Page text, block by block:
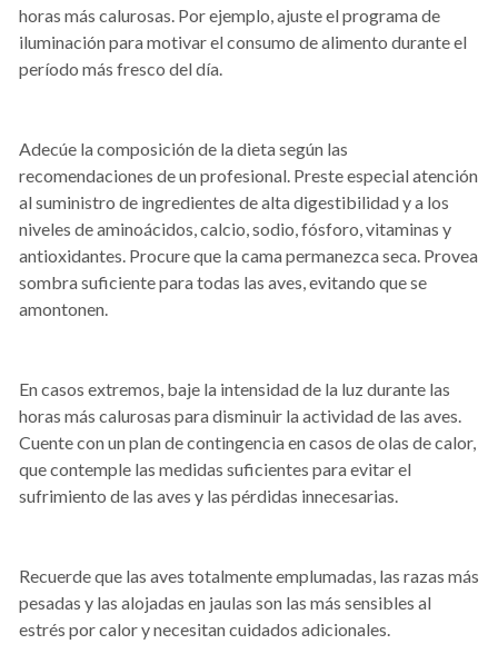
horas más calurosas. Por ejemplo, ajuste el programa de
iluminación para motivar el consumo de alimento durante el
período más fresco del día.
Adecúe la composición de la dieta según las
recomendaciones de un profesional. Preste especial atención
al suministro de ingredientes de alta digestibilidad y a los
niveles de aminoácidos, calcio, sodio, fósforo, vitaminas y
antioxidantes. Procure que la cama permanezca seca. Provea
sombra suficiente para todas las aves, evitando que se
amontonen.
En casos extremos, baje la intensidad de la luz durante las
horas más calurosas para disminuir la actividad de las aves.
Cuente con un plan de contingencia en casos de olas de calor,
que contemple las medidas suficientes para evitar el
sufrimiento de las aves y las pérdidas innecesarias.
Recuerde que las aves totalmente emplumadas, las razas más
pesadas y las alojadas en jaulas son las más sensibles al
estrés por calor y necesitan cuidados adicionales.